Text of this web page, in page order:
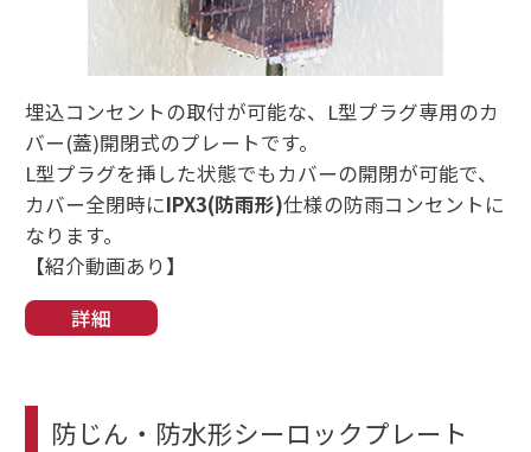
埋込コンセントの取付が可能な、L型プラグ専用のカ
バー(蓋)開閉式のプレートです。
L型プラグを挿した状態でもカバーの開閉が可能で、
カバー全閉時にIPX3(防雨形)仕様の防雨コンセントに
なります。
【紹介動画あり】
詳細
防じん・防水形シーロックプレート